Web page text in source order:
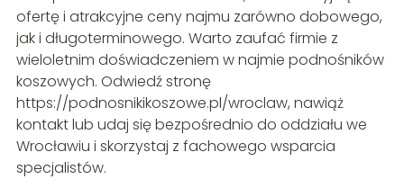
ofertę i atrakcyjne ceny najmu zarówno dobowego,
jak i długoterminowego. Warto zaufać firmie z
wieloletnim doświadczeniem w najmie podnośników
koszowych. Odwiedź stronę
https://podnosnikikoszowe.pl/wroclaw, nawiąż
kontakt lub udaj się bezpośrednio do oddziału we
Wrocławiu i skorzystaj z fachowego wsparcia
specjalistów.